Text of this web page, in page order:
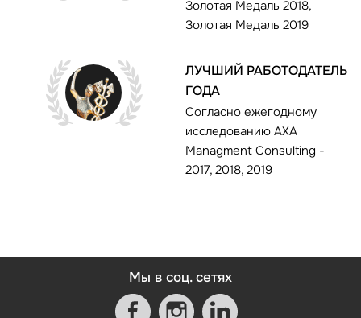
Золотая Медаль 2018,
Золотая Медаль 2019
ЛУЧШИЙ РАБОТОДАТЕЛЬ
ГОДА
Согласно ежегодному
исследованию AXA
Managment Consulting -
2017, 2018, 2019
Мы в соц. сетях